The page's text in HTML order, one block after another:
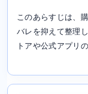
このあらすじは、
バレを抑えて整理
トアや公式アプリ